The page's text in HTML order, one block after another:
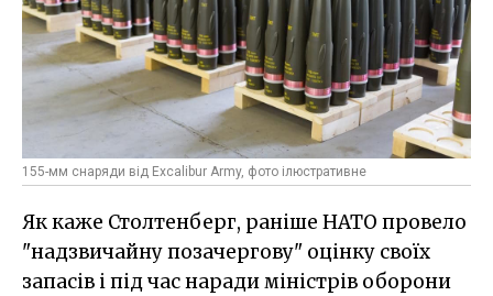
155-мм снаряди від Excalibur Army, фото ілюстративне
Як каже Столтенберг, раніше НАТО провело
"надзвичайну позачергову" оцінку своїх
запасів і під час наради міністрів оборони